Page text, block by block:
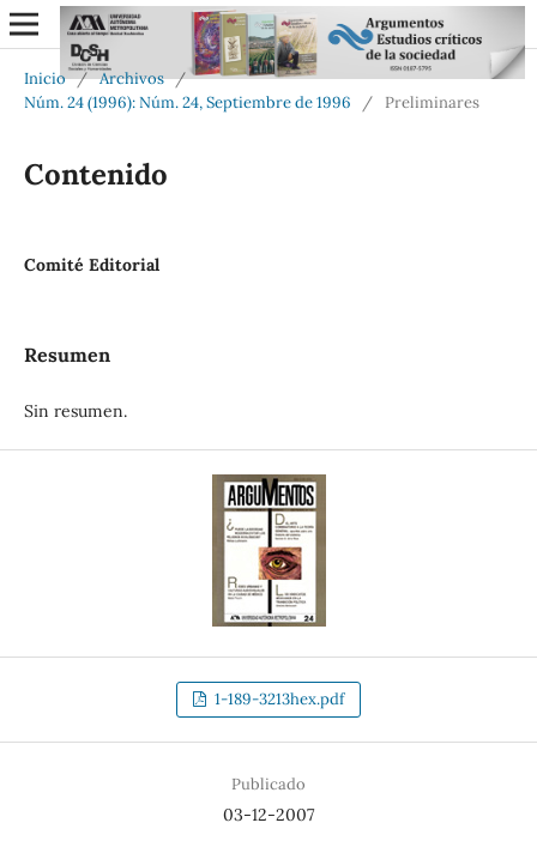
Inicio / Archivos /
Núm. 24 (1996): Núm. 24, Septiembre de 1996
/ Preliminares
Contenido
Comité Editorial
Resumen
Sin resumen.
1-189-3213hex.pdf
Publicado
03-12-2007